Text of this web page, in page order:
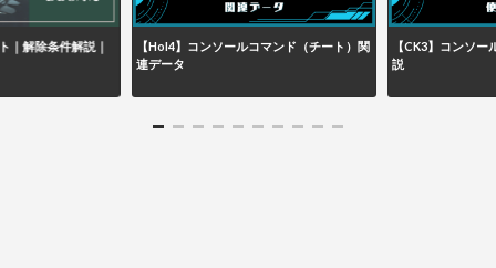
｜解除条件解説｜
【HoI4】コンソールコマンド（チート）関
連データ
【CK3】コンソ
説